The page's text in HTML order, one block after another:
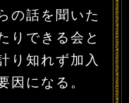
の話を聞いた
りできる会と
り知れず加入
因になる。